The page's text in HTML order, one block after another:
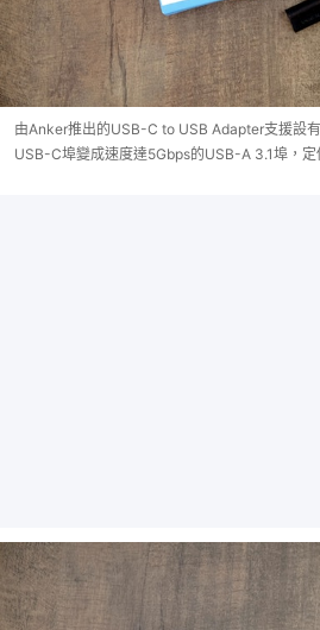
由Anker推出的USB-C to USB Adapter支援設
USB-C埠變成速度達5Gbps的USB-A 3.1埠，定